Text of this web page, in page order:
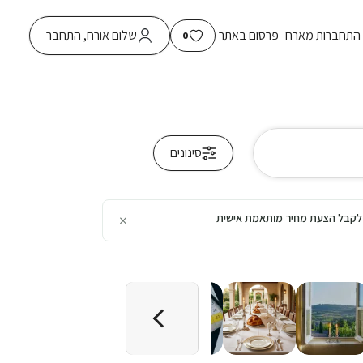
התחברות מארח פרסום באתר 0 שלום אורח, התחבר
סינונים
לקבל הצעת מחיר מותאמת אישית ×